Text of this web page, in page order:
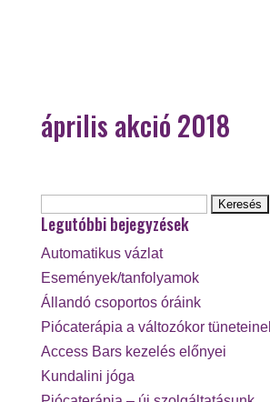
április akció 2018
Legutóbbi bejegyzések
Automatikus vázlat
Események/tanfolyamok
Állandó csoportos óráink
Piócaterápia a változókor
Access Bars kezelés előnyei
Kundalini jóga